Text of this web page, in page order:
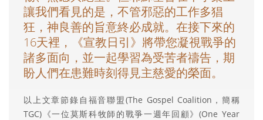
讓我們看見的是，不管邪惡的工作多猖
狂，神良善的旨意終必成就。在接下來的
16天裡，《宣教日引》將帶您凝視戰爭的
諸多面向，並一起學習為受苦者禱告，期
盼人們在患難時刻得見主慈愛的榮面。
以上文章節錄自福音聯盟(The Gospel Coalition，簡稱
TGC)《一位莫斯科牧師的戰爭一週年回顧》(One Year